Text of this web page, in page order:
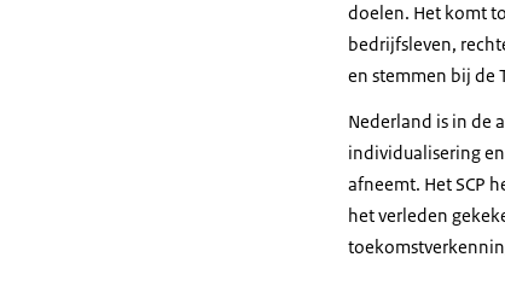
doelen. Het komt
bedrijfsleven,
en stemmen bij de
Nederland is in de
individualisering
afneemt. Het SCP
het verleden